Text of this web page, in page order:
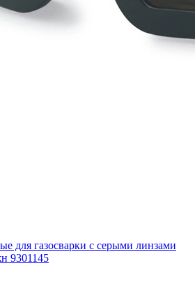
для газосварки с серыми линзами
9301145